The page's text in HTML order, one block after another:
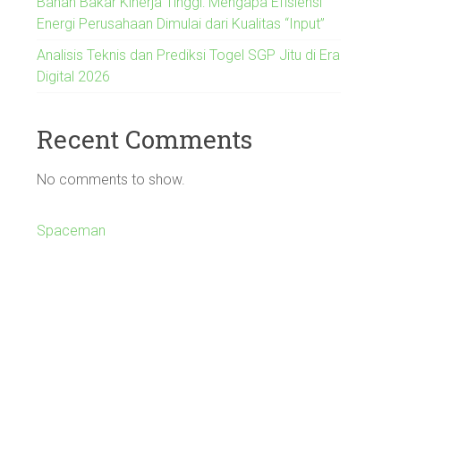
Energi Perusahaan Dimulai dari Kualitas “Input”
Analisis Teknis dan Prediksi Togel SGP Jitu di Era
Digital 2026
Recent Comments
No comments to show.
Spaceman